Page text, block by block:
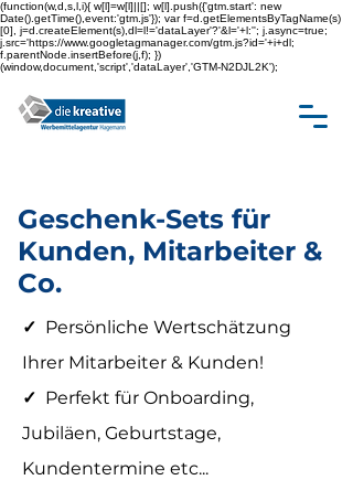
(function(w,d,s,l,i){ w[l]=w[l]||[]; w[l].push({'gtm.start': new
Date().getTime(),event:'gtm.js'}); var f=d.getElementsByTagName(s)
[0], j=d.createElement(s),dl=l!='dataLayer'?'&l='+l:''; j.async=true;
j.src='https://www.googletagmanager.com/gtm.js?id='+i+dl;
f.parentNode.insertBefore(j,f); })
(window,document,'script','dataLayer','GTM-N2DJL2K');
Geschenk-Sets für
Kunden, Mitarbeiter &
Co.
✓ Persönliche Wertschätzung
Ihrer Mitarbeiter & Kunden!
✓ Perfekt für Onboarding,
Jubiläen, Geburtstage,
Kundentermine etc...